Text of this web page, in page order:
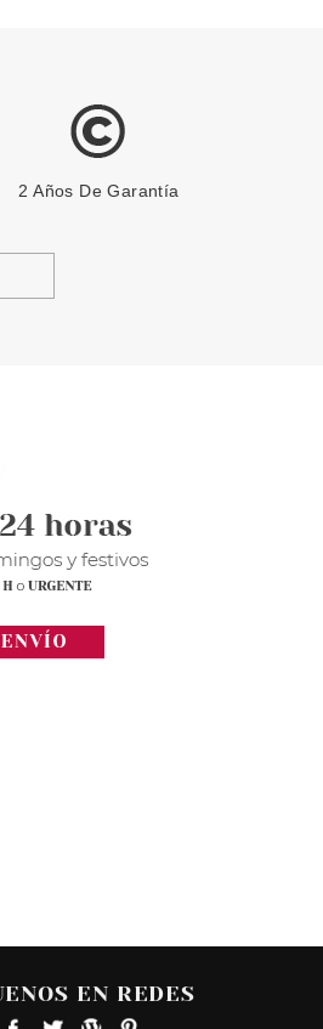
2 Años De Garantía
EN REDES